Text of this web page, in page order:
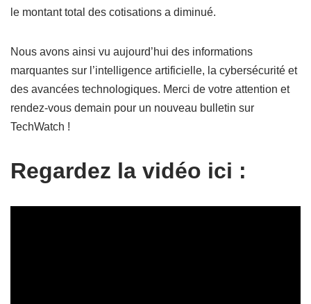
le montant total des cotisations a diminué.
Nous avons ainsi vu aujourd’hui des informations
marquantes sur l’intelligence artificielle, la cybersécurité et
des avancées technologiques. Merci de votre attention et
rendez-vous demain pour un nouveau bulletin sur
TechWatch !
Regardez la vidéo ici :